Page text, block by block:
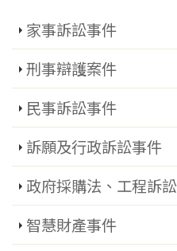
家事訴訟事件
刑事辯護案件
民事訴訟事件
訴願及行政訴訟事件
政府採購法、工程訴訟
智慧財產事件